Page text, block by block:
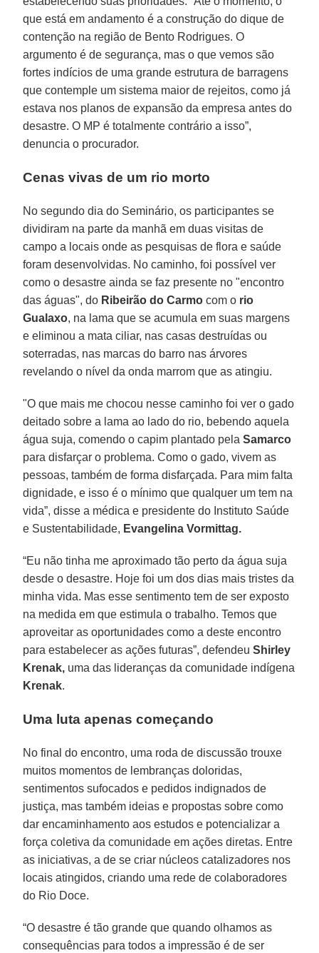
que está em andamento é a construção do dique de
contenção na região de Bento Rodrigues. O
argumento é de segurança, mas o que vemos são
fortes indícios de uma grande estrutura de barragens
que contemple um sistema maior de rejeitos, como já
estava nos planos de expansão da empresa antes do
desastre. O MP é totalmente contrário a isso”,
denuncia o procurador.
Cenas vivas de um rio morto
No segundo dia do Seminário, os participantes se
dividiram na parte da manhã em duas visitas de
campo a locais onde as pesquisas de flora e saúde
foram desenvolvidas. No caminho, foi possível ver
como o desastre ainda se faz presente no "encontro
das águas", do Ribeirão do Carmo com o rio
Gualaxo, na lama que se acumula em suas margens
e eliminou a mata ciliar, nas casas destruídas ou
soterradas, nas marcas do barro nas árvores
revelando o nível da onda marrom que as atingiu.
"O que mais me chocou nesse caminho foi ver o gado
deitado sobre a lama ao lado do rio, bebendo aquela
água suja, comendo o capim plantado pelaSamarco
para disfarçar o problema. Como o gado, vivem as
pessoas, também de forma disfarçada. Para mim falta
dignidade, e isso é o mínimo que qualquer um tem na
vida”, disse a médica e presidente do Instituto Saúde
e Sustentabilidade, Evangelina Vormittag.
“Eu não tinha me aproximado tão perto da água suja
desde o desastre. Hoje foi um dos dias mais tristes da
minha vida. Mas esse sentimento tem de ser exposto
na medida em que estimula o trabalho. Temos que
aproveitar as oportunidades como a deste encontro
para estabelecer as ações futuras”, defendeuShirley
Krenak, uma das lideranças da comunidade indígena
Krenak.
Uma luta apenas começando
No final do encontro, uma roda de discussão trouxe
muitos momentos de lembranças doloridas,
sentimentos sufocados e pedidos indignados de
justiça, mas também ideias e propostas sobre como
dar encaminhamento aos estudos e potencializar a
força coletiva da comunidade em ações diretas. Entre
as iniciativas, a de se criar núcleos catalizadores nos
locais atingidos, criando uma rede de colaboradores
do Rio Doce.
“O desastre é tão grande que quando olhamos as
consequências para todos a impressão é de ser